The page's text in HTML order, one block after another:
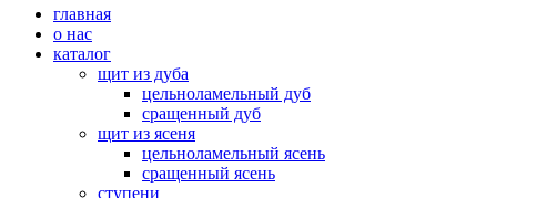
главная
о нас
каталог
щит из дуба
цельноламельный дуб
сращенный дуб
щит из ясеня
цельноламельный ясень
сращенный ясень
ступени